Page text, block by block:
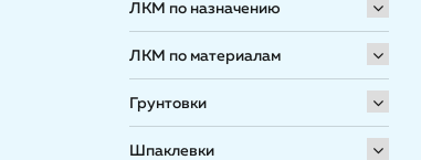
ЛКМ по назначению
ЛКМ по материалам
Грунтовки
Шпаклевки